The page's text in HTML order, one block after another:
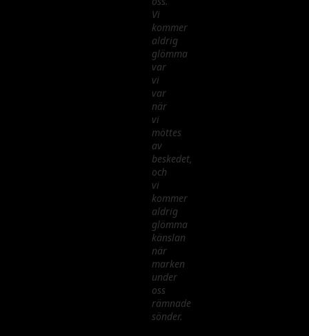
Vi
kommer
aldrig
glömma
var
vi
var
när
vi
möttes
av
beskedet,
och
vi
kommer
aldrig
glömma
känslan
när
marken
under
oss
rämnade
sönder.